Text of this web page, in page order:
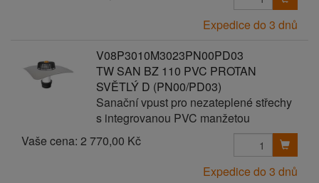
Expedice do 3 dnů
V08P3010M3023PN00PD03
TW SAN BZ 110 PVC PROTAN
SVĚTLÝ D (PN00/PD03)
Sanační vpust pro nezateplené střechy
s integrovanou PVC manžetou
Vaše cena: 2 770,00 Kč
Expedice do 3 dnů